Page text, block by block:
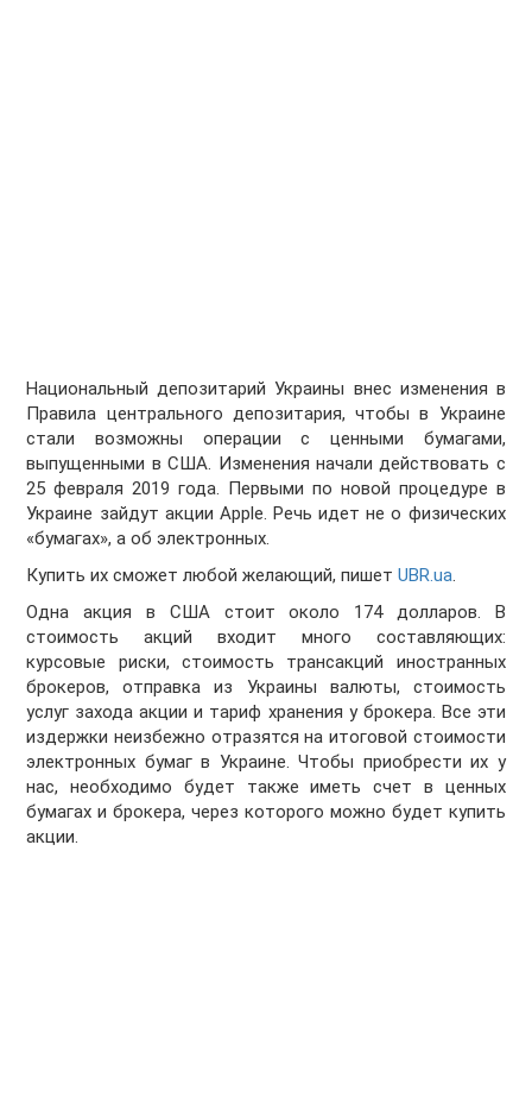
Национальный депозитарий Украины внес изменения в
Правила центрального депозитария, чтобы в Украине
стали возможны операции с ценными бумагами,
выпущенными в США. Изменения начали действовать с
25 февраля 2019 года. Первыми по новой процедуре в
Украине зайдут акции Apple. Речь идет не о физических
«бумагах», а об электронных.
Купить их сможет любой желающий, пишетUBR.ua.
Одна акция в США стоит около 174 долларов. В
стоимость акций входит много составляющих:
курсовые риски, стоимость трансакций иностранных
брокеров, отправка из Украины валюты, стоимость
услуг захода акции и тариф хранения у брокера. Все эти
издержки неизбежно отразятся на итоговой стоимости
электронных бумаг в Украине. Чтобы приобрести их у
нас, необходимо будет также иметь счет в ценных
бумагах и брокера, через которого можно будет купить
акции.